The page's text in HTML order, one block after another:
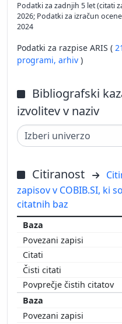
Podatki za zadnjih 5 let (citati
2026; Podatki za izračun
2024
Podatki za razpise ARIS (
programi, arhiv )
Bibliografski
izvolitev v naziv
Citiranost
zapisov v COBIB.SI, ki
citatnih baz